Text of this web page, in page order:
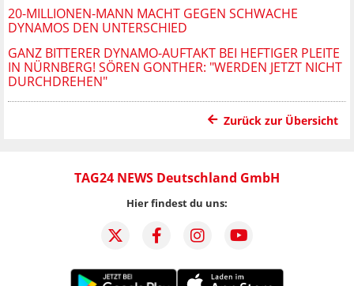
20-MILLIONEN-MANN MACHT GEGEN SCHWACHE
DYNAMOS DEN UNTERSCHIED
GANZ BITTERER DYNAMO-AUFTAKT BEI HEFTIGER PLEITE
IN NÜRNBERG! SÖREN GONTHER: "WERDEN JETZT NICHT
DURCHDREHEN"
Zurück zur Übersicht
TAG24 NEWS Deutschland GmbH
Hier findest du uns: